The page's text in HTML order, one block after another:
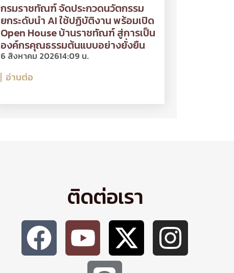
กรมราชทัณฑ์ จัดประกวดนวัตกรรม
ยกระดับนำ AI ใช้ปฏิบัติงาน พร้อมเปิด
Open House บ้านราชทัณฑ์ สู่การเป็น
องค์กรคุณธรรมต้นแบบอย่างยั่งยืน
6 สิงหาคม 202614:09 น.
อ่านต่อ
ติดต่อเรา